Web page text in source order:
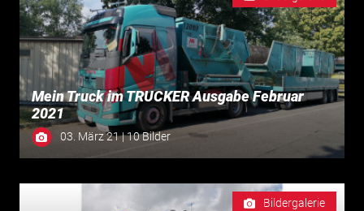
Mein Truck im TRUCKER Ausgabe Februar
2021
03. März 21 | 10 Bilder
Bildergalerie